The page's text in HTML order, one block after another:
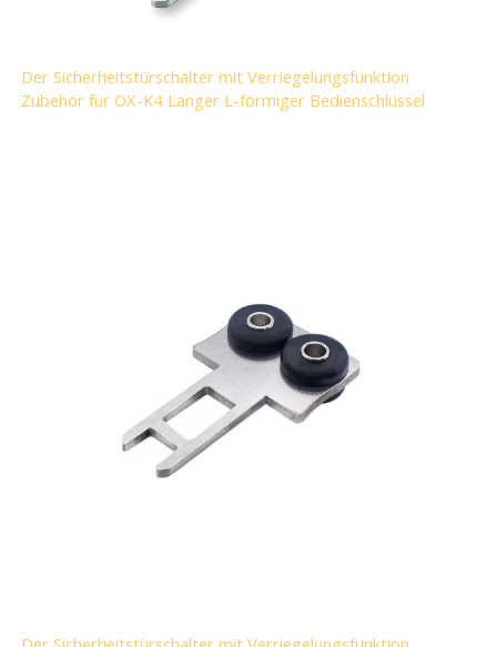
Der Sicherheitstürschalter mit Verriegelungsfunktion
Zubehör für OX-K4 Langer L-förmiger Bedienschlüssel